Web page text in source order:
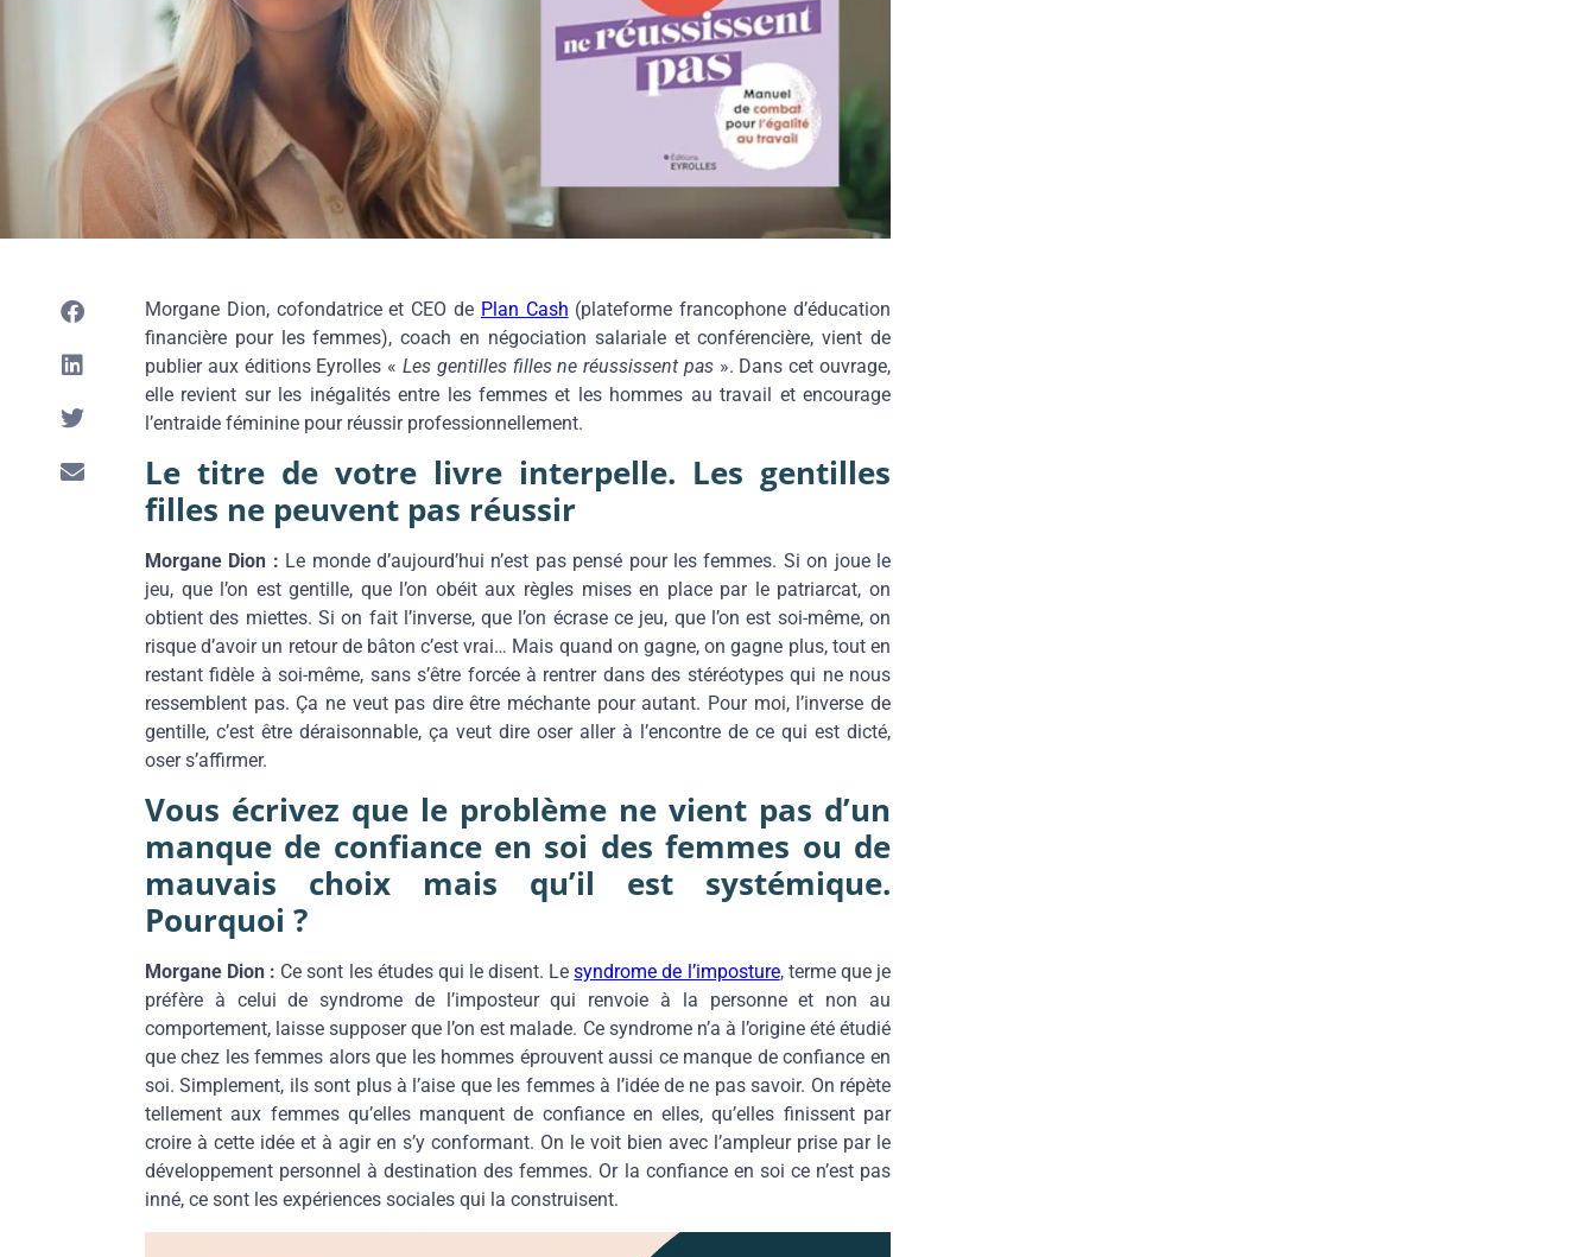
Morgane Dion, cofondatrice et CEO de Plan Cash (plateforme francophone d’éducation
financière pour les femmes), coach en négociation salariale et conférencière, vient de
publier aux éditions Eyrolles « Les gentilles filles ne réussissent pas». Dans cet ouvrage,
elle revient sur les inégalités entre les femmes et les hommes au travail et encourage
l’entraide féminine pour réussir professionnellement.
Le titre de votre livre interpelle. Les gentilles
filles ne peuvent pas réussir
Morgane Dion : Le monde d’aujourd’hui n’est pas pensé pour les femmes. Si on joue le
jeu, que l’on est gentille, que l’on obéit aux règles mises en place par le patriarcat, on
obtient des miettes. Si on fait l’inverse, que l’on écrase ce jeu, que l’on est soi-même, on
risque d’avoir un retour de bâton c’est vrai… Mais quand on gagne, on gagne plus, tout en
restant fidèle à soi-même, sans s’être forcée à rentrer dans des stéréotypes qui ne nous
ressemblent pas. Ça ne veut pas dire être méchante pour autant. Pour moi, l’inverse de
gentille, c’est être déraisonnable, ça veut dire oser aller à l’encontre de ce qui est dicté,
oser s’affirmer.
Vous écrivez que le problème ne vient pas d’un
manque de confiance en soi des femmes ou de
mauvais choix mais qu’il est systémique.
Pourquoi ?
Morgane Dion : Ce sont les études qui le disent. Lesyndrome de l’imposture, terme que je
préfère à celui de syndrome de l’imposteur qui renvoie à la personne et non au
comportement, laisse supposer que l’on est malade. Ce syndrome n’a à l’origine été étudié
que chez les femmes alors que les hommes éprouvent aussi ce manque de confiance en
soi. Simplement, ils sont plus à l’aise que les femmes à l’idée de ne pas savoir. On répète
tellement aux femmes qu’elles manquent de confiance en elles, qu’elles finissent par
croire à cette idée et à agir en s’y conformant. On le voit bien avec l’ampleur prise par le
développement personnel à destination des femmes. Or la confiance en soi ce n’est pas
inné, ce sont les expériences sociales qui la construisent.